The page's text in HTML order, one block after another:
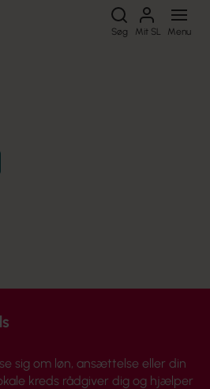
Søg Mit SL Menu
Søg
sig om løn, ansættelse eller din
kreds rådgiver dig og hjælper